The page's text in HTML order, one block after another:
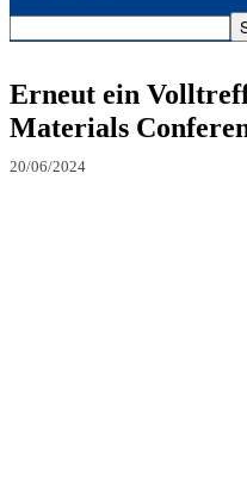
Erneut ein
Materials
20/06/2024